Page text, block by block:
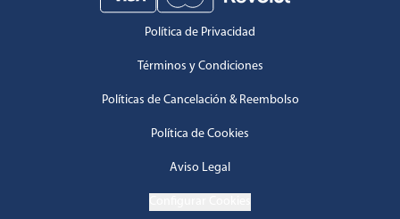
Política de Privacidad
Términos y Condiciones
Políticas de Cancelación & Reembolso
Política de Cookies
Aviso Legal